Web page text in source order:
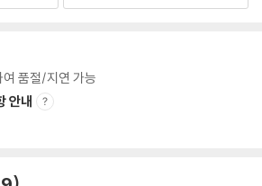
품절/지연 가능
안내